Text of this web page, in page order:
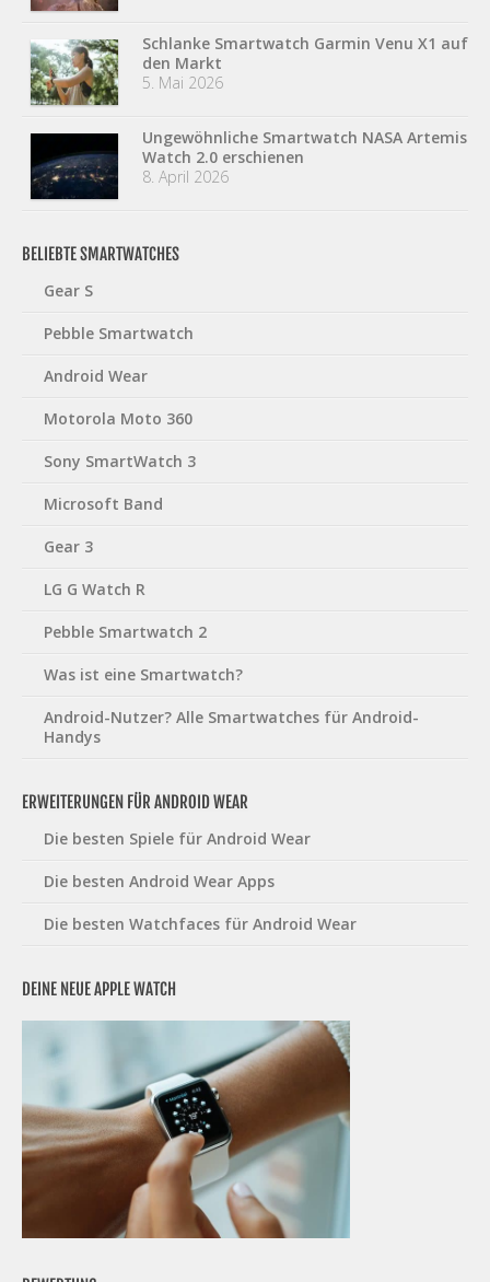
Schlanke Smartwatch Garmin Venu X1 auf
den Markt
5. Mai 2026
Ungewöhnliche Smartwatch NASA Artemis
Watch 2.0 erschienen
8. April 2026
BELIEBTE SMARTWATCHES
Gear S
Pebble Smartwatch
Android Wear
Motorola Moto 360
Sony SmartWatch 3
Microsoft Band
Gear 3
LG G Watch R
Pebble Smartwatch 2
Was ist eine Smartwatch?
Android-Nutzer? Alle Smartwatches für Android-
Handys
ERWEITERUNGEN FÜR ANDROID WEAR
Die besten Spiele für Android Wear
Die besten Android Wear Apps
Die besten Watchfaces für Android Wear
DEINE NEUE APPLE WATCH